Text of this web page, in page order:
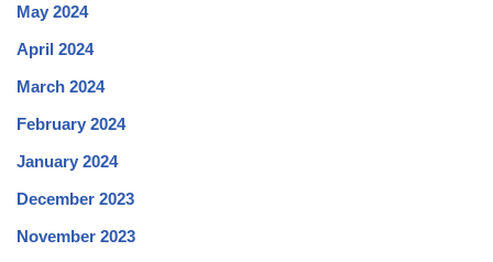
May 2024
April 2024
March 2024
February 2024
January 2024
December 2023
November 2023